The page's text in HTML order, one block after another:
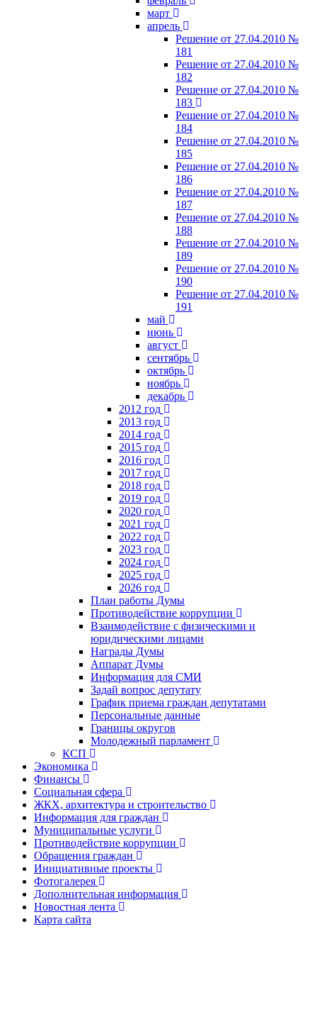
март
апрель
Решение от 27.04.2010 №
181
Решение от 27.04.2010 №
182
Решение от 27.04.2010 №
183
Решение от 27.04.2010 №
184
Решение от 27.04.2010 №
185
Решение от 27.04.2010 №
186
Решение от 27.04.2010 №
187
Решение от 27.04.2010 №
188
Решение от 27.04.2010 №
189
Решение от 27.04.2010 №
190
Решение от 27.04.2010 №
191
май
июнь
август
сентябрь
октябрь
ноябрь
декабрь
2012 год
2013 год
2014 год
2015 год
2016 год
2017 год
2018 год
2019 год
2020 год
2021 год
2022 год
2023 год
2024 год
2025 год
2026 год
План работы Думы
Противодействие коррупции
Взаимодействие с физическими и
юридическими лицами
Награды Думы
Аппарат Думы
Информация для СМИ
Задай вопрос депутату
График приема граждан депутатами
Персональные данные
Границы округов
Молодежный парламент
КСП
Экономика
Финансы
Социальная сфера
ЖКХ, архитектура и строительство
Информация для граждан
Муниципальные услуги
Противодействие коррупции
Обращения граждан
Инициативные проекты
Фотогалерея
Дополнительная информация
Новостная лента
Карта сайта